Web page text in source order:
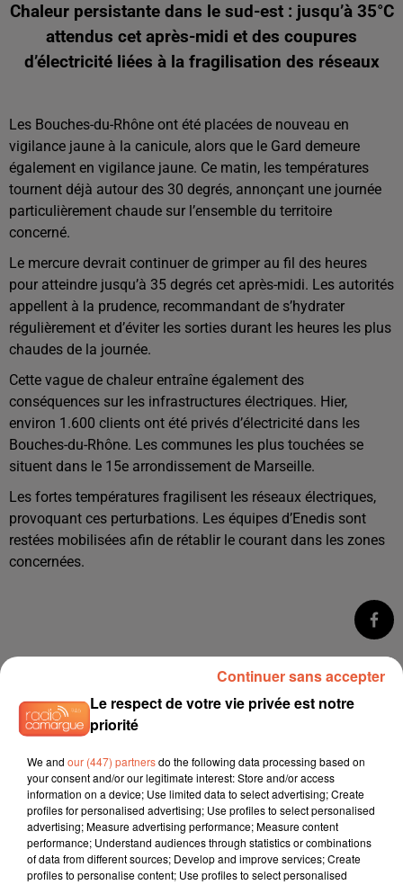
Chaleur persistante dans le sud-est : jusqu’à 35°C
attendus cet après-midi et des coupures
d’électricité liées à la fragilisation des réseaux
Les Bouches-du-Rhône ont été placées de nouveau en
vigilance jaune à la canicule, alors que le Gard demeure
également en vigilance jaune. Ce matin, les températures
tournent déjà autour des 30 degrés, annonçant une journée
particulièrement chaude sur l’ensemble du territoire
concerné.
Le mercure devrait continuer de grimper au fil des heures
pour atteindre jusqu’à 35 degrés cet après-midi. Les autorités
appellent à la prudence, recommandant de s’hydrater
régulièrement et d’éviter les sorties durant les heures les plus
chaudes de la journée.
Cette vague de chaleur entraîne également des
conséquences sur les infrastructures électriques. Hier,
environ 1.600 clients ont été privés d’électricité dans les
Bouches-du-Rhône. Les communes les plus touchées se
situent dans le 15e arrondissement de Marseille.
Les fortes températures fragilisent les réseaux électriques,
provoquant ces perturbations. Les équipes d’Enedis sont
restées mobilisées afin de rétablir le courant dans les zones
concernées.
Le respect de votre vie privée est notre
priorité
We and our (447) partnersdo the following data processing based on
your consent and/or our legitimate interest: Store and/or access
information on a device; Use limited data to select advertising; Create
profiles for personalised advertising; Use profiles to select personalised
advertising; Measure advertising performance; Measure content
performance; Understand audiences through statistics or combinations
of data from different sources; Develop and improve services; Create
profiles to personalise content; Use profiles to select personalised
Continuer sans accepter